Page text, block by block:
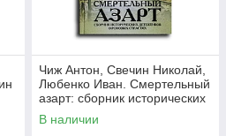
Чиж Антон, Свечин Николай,
Любенко Иван. Смертельный
азарт: сборник исторических
детективов о роковы
В наличии